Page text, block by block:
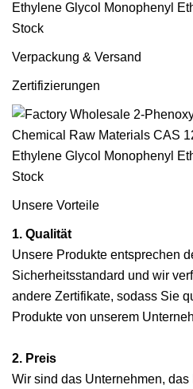
Verpackung & Versand
Zertifizierungen
Unsere Vorteile
1. Qualität
Unsere Produkte entsprechen
Sicherheitsstandard und wir
andere Zertifikate, sodass Sie
Produkte von unserem
2. Preis
Wir sind das Unternehmen,